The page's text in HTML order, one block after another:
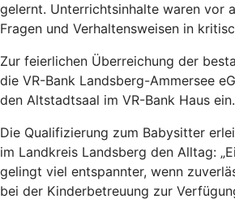
gelernt. Unterrichtsinhalte waren vor
Fragen und Verhaltensweisen in
Zur feierlichen Überreichung der
die VR-Bank Landsberg-Ammersee
den Altstadtsaal im VR-Bank Haus ein.
Die Qualifizierung zum Babysitter
im Landkreis Landsberg den Alltag:
gelingt viel entspannter, wenn
bei der Kinderbetreuung zur